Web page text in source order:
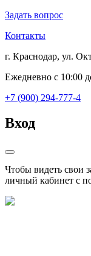
Задать вопрос
Контакты
г. Краснодар, ул.
Ежедневно с 10:00
+7 (900) 294-777-4
Вход
Чтобы видеть свои
личный кабинет с